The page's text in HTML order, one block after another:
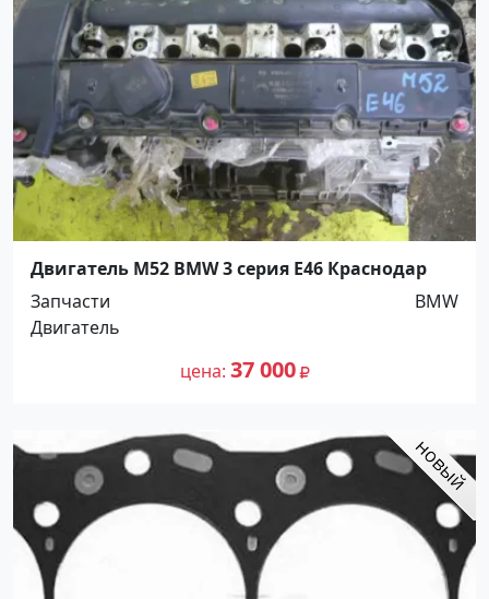
Двигатель M52 BMW 3 серия E46 Краснодар
Запчасти
BMW
Двигатель
цена 37 000